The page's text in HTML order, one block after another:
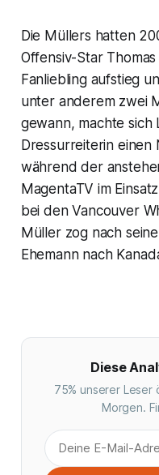
Die Müllers hatten
Offensiv-Star
Fanliebling aufstieg
unter anderem zwei
gewann, machte sich
Dressurreiterin einen
während der
MagentaTV im
bei den Vancouver
Müller zog nach
Ehemann nach
Diese
75% unserer
Morgen.